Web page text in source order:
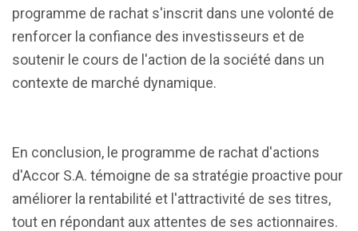
programme de rachat s'inscrit dans une volonté de
renforcer la confiance des investisseurs et de
soutenir le cours de l'action de la société dans un
contexte de marché dynamique.
En conclusion, le programme de rachat d'actions
d'Accor S.A. témoigne de sa stratégie proactive pour
améliorer la rentabilité et l'attractivité de ses titres,
tout en répondant aux attentes de ses actionnaires.